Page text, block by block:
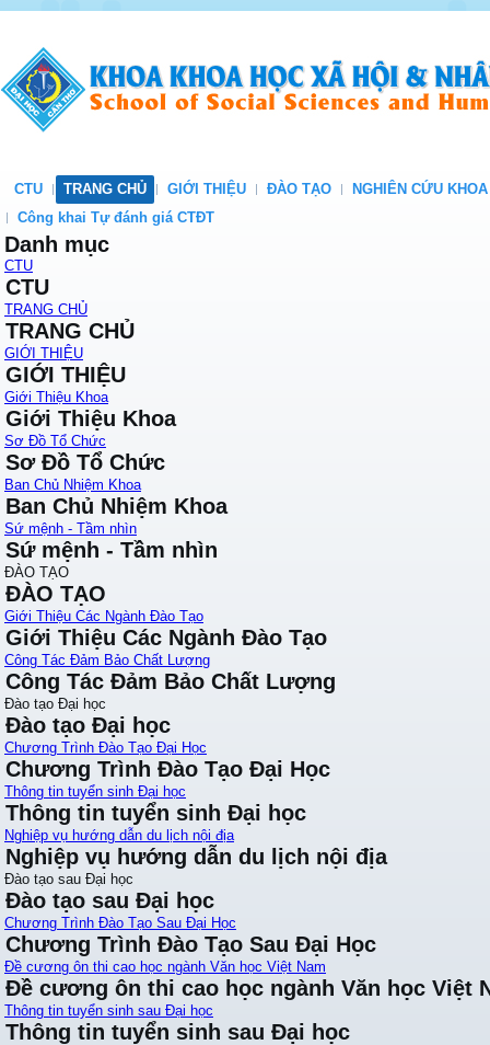
CTU TRANG CHỦ GIỚI THIỆU ĐÀO TẠO
NGHIÊN CỨU
Công khai Tự đánh giá CTĐT
Danh mục
CTU
CTU
TRANG CHỦ
TRANG CHỦ
GIỚI THIỆU
GIỚI THIỆU
Giới Thiệu Khoa
Giới Thiệu Khoa
Sơ Đồ Tổ Chức
Sơ Đồ Tổ Chức
Ban Chủ Nhiệm Khoa
Ban Chủ Nhiệm Khoa
Sứ mệnh - Tầm nhìn
Sứ mệnh - Tầm nhìn
ĐÀO TẠO
ĐÀO TẠO
Giới Thiệu Các Ngành Đào Tạo
Giới Thiệu Các Ngành Đào Tạo
Công Tác Đảm Bảo Chất Lượng
Công Tác Đảm Bảo Chất Lượng
Đào tạo Đại học
Đào tạo Đại học
Chương Trình Đào Tạo Đại Học
Chương Trình Đào Tạo Đại Học
Thông tin tuyển sinh Đại học
Thông tin tuyển sinh Đại học
Nghiệp vụ hướng dẫn du lịch nội địa
Nghiệp vụ hướng dẫn du lịch nội địa
Đào tạo sau Đại học
Đào tạo sau Đại học
Chương Trình Đào Tạo Sau Đại Học
Chương Trình Đào Tạo Sau Đại Học
Đề cương ôn thi cao học ngành Văn học Việt Nam
Đề cương ôn thi cao học ngành Văn học Việt
Thông tin tuyển sinh sau Đại học
Thông tin tuyển sinh sau Đại học